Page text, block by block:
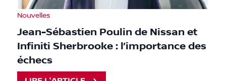
Nouvelles
Jean-Sébastien Poulin de Nissan et
Infiniti Sherbrooke : l’importance des
échecs